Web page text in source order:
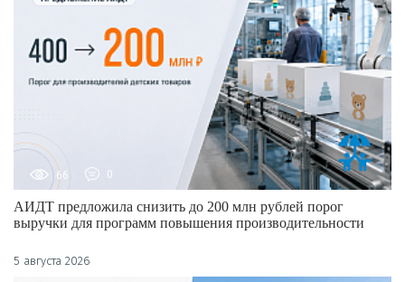
66 0
АИДТ предложила снизить до 200 млн рублей порог
выручки для программ повышения производительности
5 августа 2026